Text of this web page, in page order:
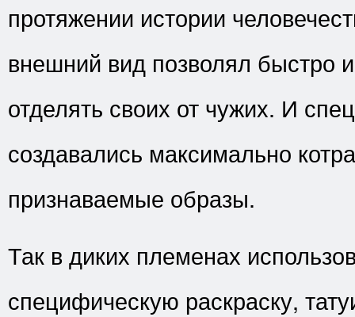
протяжении истории
внешний вид позволял быстро
отделять своих от чужих. И
создавались максимально
признаваемые образы.
Так в диких племенах
специфическую раскраску,